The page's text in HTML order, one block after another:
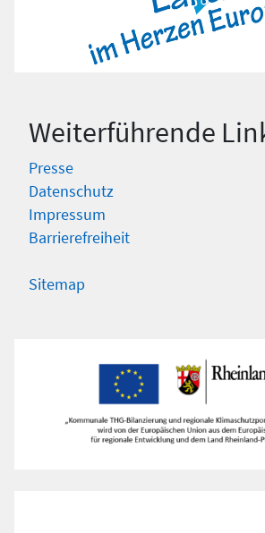
Weiterführende
Presse
Datenschutz
Impressum
Barrierefreiheit
Sitemap